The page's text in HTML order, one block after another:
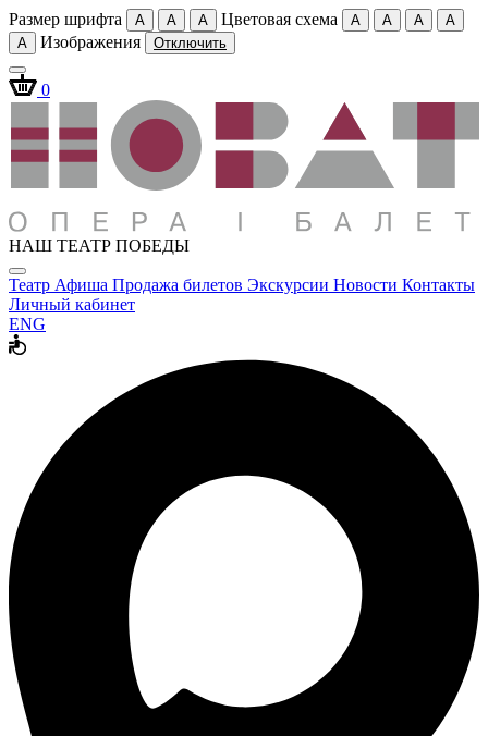
Размер шрифта A A A Цветовая схема A A A
A
A
Изображения Отключить
0
НАШ ТЕАТР ПОБЕДЫ
Театр Афиша Продажа билетов Экскурсии Новости Контакты
Личный кабинет
ENG